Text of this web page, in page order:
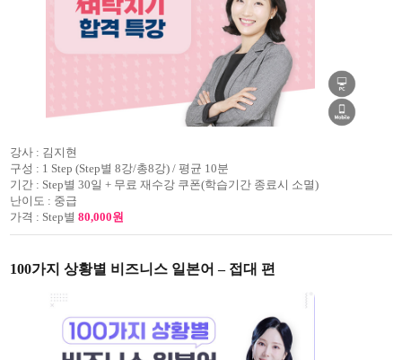
강사 : 김지현
구성 : 1 Step (Step별 8강/총8강) / 평균 10분
기간 : Step별 30일 + 무료 재수강 쿠폰(학습기간 종료시 소멸)
난이도 : 중급
가격 : Step별 80,000원
100가지 상황별 비즈니스 일본어 – 접대 편